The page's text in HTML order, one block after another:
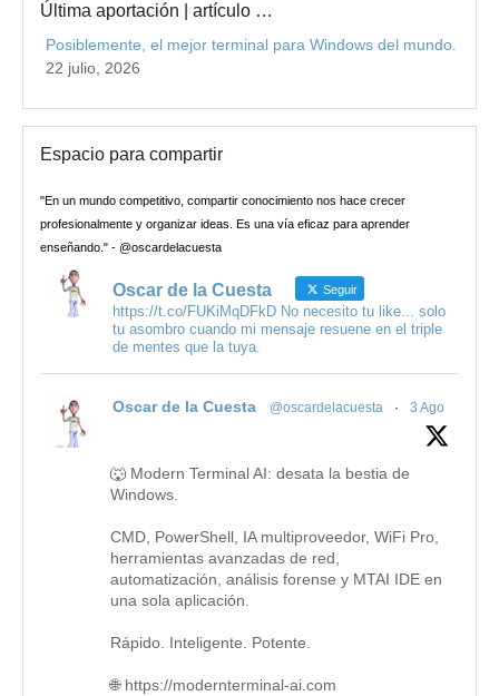
Última aportación | artículo …
Posiblemente, el mejor terminal para Windows del mundo.
22 julio, 2026
Espacio para compartir
"En un mundo competitivo, compartir conocimiento nos hace crecer
profesionalmente y organizar ideas. Es una vía eficaz para aprender
enseñando." - @oscardelacuesta
Oscar de la Cuesta Seguir
https://t.co/FUKiMqDFkD No necesito tu like... solo
tu asombro cuando mi mensaje resuene en el triple
de mentes que la tuya.
Oscar de la Cuesta @oscardelacuesta · 3 Ago
🐺 Modern Terminal AI: desata la bestia de
Windows.
CMD, PowerShell, IA multiproveedor, WiFi Pro,
herramientas avanzadas de red,
automatización, análisis forense y MTAI IDE en
una sola aplicación.
Rápido. Inteligente. Potente.
🌐 https://modernterminal-ai.com